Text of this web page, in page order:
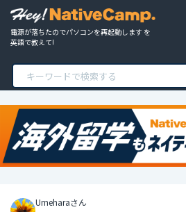
電源が落ちたのでパソコンを再起動します を
英語で教えて!
Umeharaさん